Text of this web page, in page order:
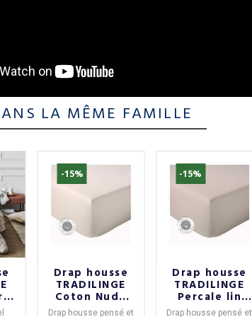
LA MÊME FAMILLE
-15%
Drap housse
TRADILINGE
Coton Nude
140x190
Drap housse pensé et
-15%
Drap housse
TRADILINGE
Percale lin
160x200
Drap housse pensé et